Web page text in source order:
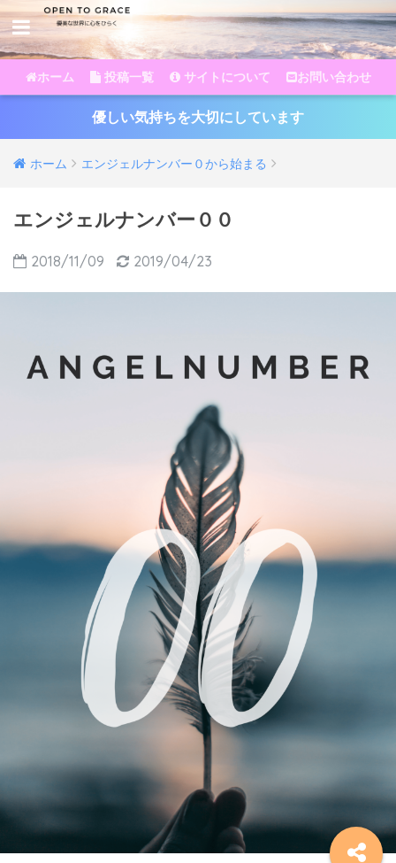
ホーム 投稿一覧 サイトについて お問い合わせ
優しい気持ちを大切にしています
ホーム エンジェルナンバー０から始まる
エンジェルナンバー００
2018/11/09 2019/04/23